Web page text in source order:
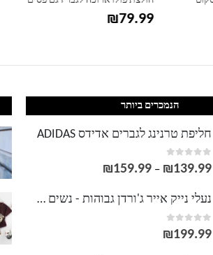
₪99.99
הנמכרים ביותר
חליפת טרנינג לגברים אדידס ADIDAS
0
out of 5
₪139.99
–
₪159.99
טווח
נעלי נייק אייר ג'ורדן גבוהות - נשים גברים NIKE AIR JORDAN
0
out of 5
₪199.99